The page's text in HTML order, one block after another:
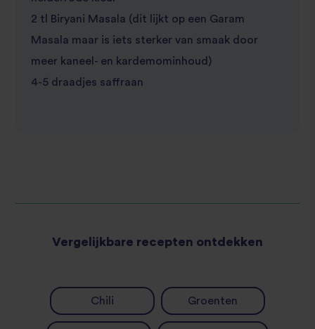
2 tl Biryani Masala (dit lijkt op een Garam
Masala maar is iets sterker van smaak door
meer kaneel- en kardemominhoud)
4-5 draadjes saffraan
Vergelijkbare recepten ontdekken
Chili Groenten